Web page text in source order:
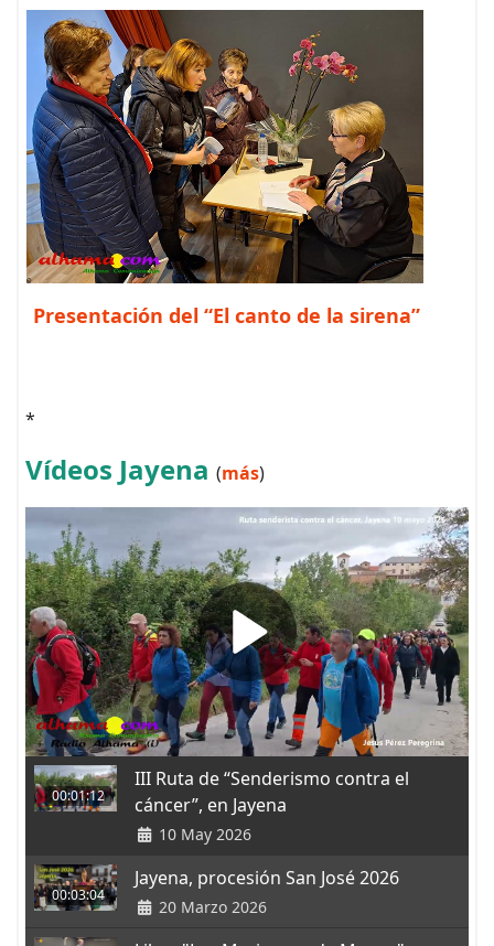
Presentación del “El canto de la sirena”
*
Vídeos Jayena (más)
00:01:12
III Ruta de “Senderismo contra el
cáncer”, en Jayena
10 May 2026
00:03:04
Jayena, procesión San José 2026
20 Marzo 2026